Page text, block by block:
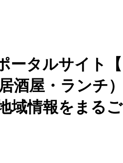
ータルサイト
酒屋・ランチ
域情報をまるご